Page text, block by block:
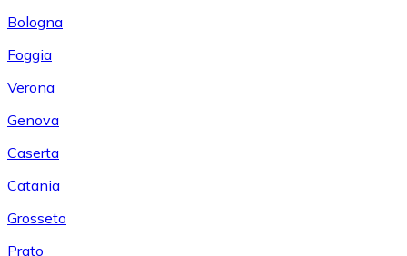
Bologna
Foggia
Verona
Genova
Caserta
Catania
Grosseto
Prato